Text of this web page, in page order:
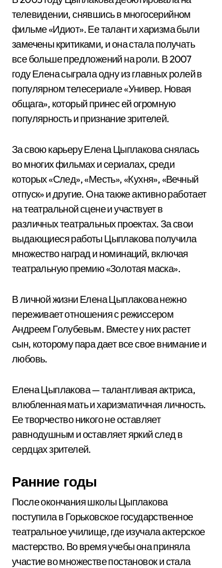
телевидении, снявшись в многосерийном
фильме «Идиот». Ее талант и харизма были
замечены критиками, и она стала получать
все больше предложений на роли. В 2007
году Елена сыграла одну из главных ролей в
популярном телесериале «Универ. Новая
общага», который принес ей огромную
популярность и признание зрителей.
За свою карьеру Елена Цыплакова снялась
во многих фильмах и сериалах, среди
которых «След», «Месть», «Кухня», «Вечный
отпуск» и другие. Она также активно работает
на театральной сцене и участвует в
различных театральных проектах. За свои
выдающиеся работы Цыплакова получила
множество наград и номинаций, включая
театральную премию «Золотая маска».
В личной жизни Елена Цыплакова нежно
переживает отношения с режиссером
Андреем Голубевым. Вместе у них растет
сын, которому пара дает все свое внимание и
любовь.
Елена Цыплакова — талантливая актриса,
влюбленная мать и харизматичная личность.
Ее творчество никого не оставляет
равнодушным и оставляет яркий след в
сердцах зрителей.
Ранние годы
После окончания школы Цыплакова
поступила в Горьковское государственное
театральное училище, где изучала актерское
мастерство. Во время учебы она приняла
участие во множестве постановок и стала